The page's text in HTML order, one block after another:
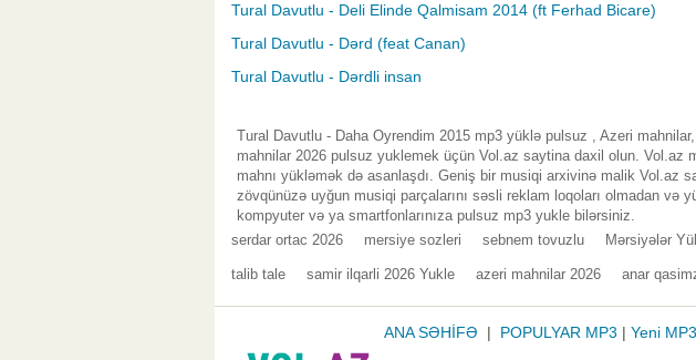
Tural Davutlu - Deli Elinde Qalmisam 2014 (ft Ferhad Bicare)
Tural Davutlu - Dərd (feat Canan)
Tural Davutlu - Dərdli insan
Tural Davutlu - Daha Oyrendim 2015 mp3 yüklə pulsuz , Azeri
mahnilar 2026 pulsuz yuklemek üçün Vol.az saytina daxil olun. Vol.az
mahnı yükləmək də asanlaşdı. Geniş bir musiqi arxivinə malik Vol.az
zövqünüzə uyğun musiqi parçalarını səsli reklam loqoları olmadan və
kompyuter və ya smartfonlarınıza pulsuz mp3 yukle bilərsiniz.
serdar ortac 2026 mersiye sozleri sebnem tovuzlu Mərsiyələr
talib tale samir ilqarli 2026 Yukle azeri mahnilar 2026 anar
ANA SƏHİFƏ | POPULYAR MP3 | Yeni MP3